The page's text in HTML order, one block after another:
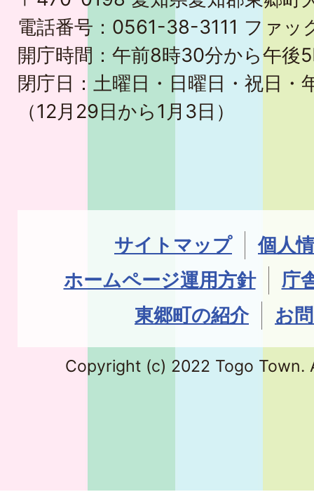
電話番号：0561-38-3111 ファ
開庁時間：午前8時30分から午後
閉庁日：土曜日・日曜日・祝日・
（12月29日から1月3日）
サイトマップ
個人
ホームページ運用方針
庁
東郷町の紹介
お
Copyright (c) 2022 Togo Town.